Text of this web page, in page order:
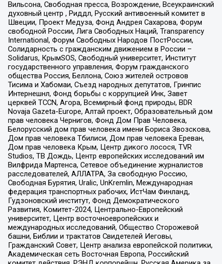
Вильсона, Свободная пресса, Возрождение, Всеукраинский
духовный центр , Риддл, Русский антивоенный комитет в
Швеции, Проект Медуза, Фонд Андрея Сахарова, Форум
свободной России, Лига Свободных Наций, Transparеncy
International, Форум Свободных Народов ПостРоссии,
Солидарность с гражданским движением в России –
Solidarus, КрымSOS, Свободный университет, Институт
государственного управления, Форум гражданского
общества Россия, Беллона, Союз жителей островов
Тисима и Хабомаи, Съезд народных депутатов, Гринпис
Интернешнл, Фонд борьбы с коррупцией Инк, Завет
церквей TCCN, Агора, Всемирный фонд природы, BDR
Novaja Gazeta-Europe, Алтай проект, Образовательный дом
прав человека Чернигов, Фонд Дом Прав Человека,
Белорусский дом прав человека имени Бориса Звозскова,
Дом прав человека Тбилиси, Дом прав человека Ереван,
Дом прав человека Крым, Центр дикого лосося, TVR
Studios, ТВ Дождь, Центр европейских исследований им
Вилфрида Мартенса, Сетевое объединение журналистов
расследователей, АЛЛАТРА, За свободную Россию,
Свободная Бурятия, Uralic, UnKremlin, Международная
федерация транспортных рабочих, ИстЧам Финланд,
Гудзоновский институт, Фонд Демократического
Развития, Комитет-2024, Центрально-Европейский
университет, Центр восточноевропейских и
международных исследований, Общество Сторожевой
башни, Библии и трактатов Свидетелей Иеговы,
Гражданский Совет, Центр анализа европейской политики,
Академическая сеть Восточная Европа, Российский